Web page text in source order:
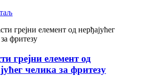
грејни елемент од
челика за фритезу